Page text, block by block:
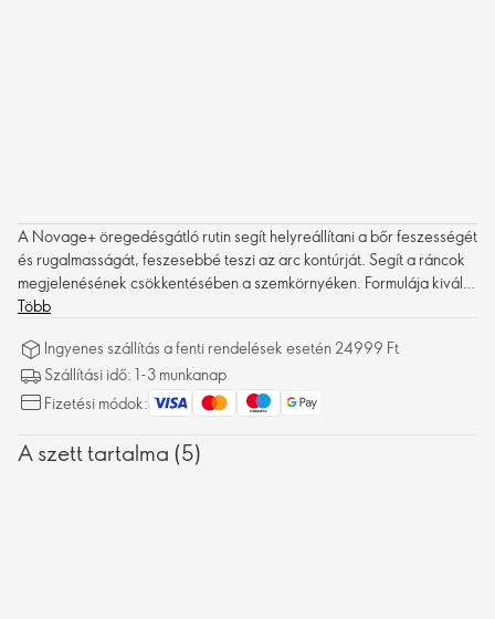
A Novage+ öregedésgátló rutin segít helyreállítani a bőr feszességét
és rugalmasságát, feszesebbé teszi az arc kontúrját. Segít a ráncok
megjelenésének csökkentésében a szemkörnyéken. Formulája kiváló
hatékonyságú, feszesíti a bőrt.
Több
Ingyenes szállítás a fenti rendelések esetén 24999 Ft
Szállítási idő: 1-3 munkanap
Fizetési módok:
A szett tartalma (5)